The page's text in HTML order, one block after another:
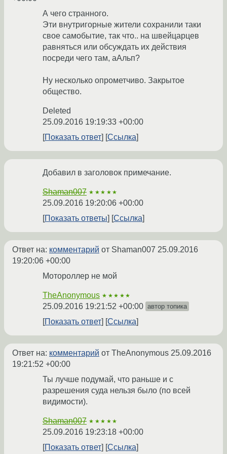
А чего странного.
Эти внутригорные жители сохранили таки
свое самобытие, так что.. на швейцарцев
равняться или обсуждать их действия
посреди чего там, аАльп?
Ну несколько опрометчиво. Закрытое
общество.
Deleted
25.09.2016 19:19:33 +00:00
Показать ответ
Ссылка
Добавил в заголовок примечание.
Shaman007 ★★★★★
25.09.2016 19:20:06 +00:00
Показать ответы
Ссылка
Ответ на: комментарий от Shaman007 25.09.2016
19:20:06 +00:00
Мотороллер не мой
TheAnonymous ★★★★★
25.09.2016 19:21:52 +00:00 автор топика
Показать ответ Ссылка
Ответ на: комментарий от TheAnonymous 25.09.2016
19:21:52 +00:00
Ты лучше подумай, что раньше и с
разрешения суда нельзя было (по всей
видимости).
Shaman007 ★★★★★
25.09.2016 19:23:18 +00:00
Показать ответ
Ссылка